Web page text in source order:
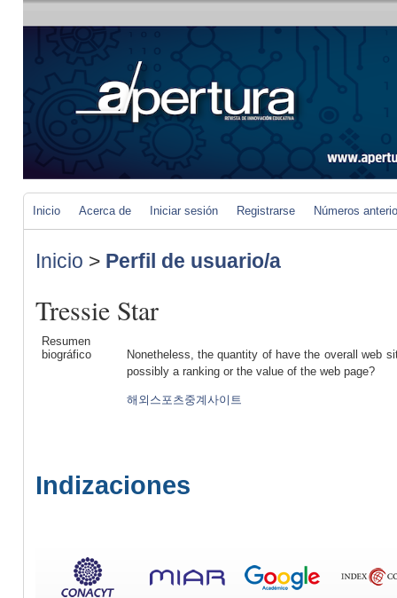
Inicio Acerca de Iniciar sesión Registrarse Números
Inicio > Perfil de usuario/a
Tressie Star
Resumen
biográfico
Nonetheless, the quantity of have the overall web
possibly a ranking or the value of the web page?
해외스포츠중계사이트
Indizaciones